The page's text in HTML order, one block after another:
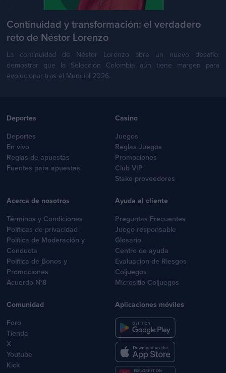
Continuidad y transformación: el verdadero
reto de Néstor Lorenzo
La continuidad de Néstor Lorenzo abre un nuevo desafío:
demostrar que la Selección Colombia aún tiene margen para
evolucionar tras el Mundial 2026.
Deportes
Deportes
En vivo
Reglas de apuestas
Fuentes para apuestas
Casino
Juegos
Reglas Juegos
Promociones
Club VIP
Stake proveedores
Acerca de nosotros
Términos y Condiciones
Políticas de privacidad
Política de Moderación y
Conducta
Política de Bonos y
Promociones
Acuerdo N°8
Ayuda al cliente
Preguntas Frecuentes
Juego responsable
Glosario
Centro de ayuda
Evaluacion de Riesgos
Coljuegos
Micrositio Coljuegos
Comunidad
Foro
Tienda
X
Youtube
Kick
Aplicaciones móviles